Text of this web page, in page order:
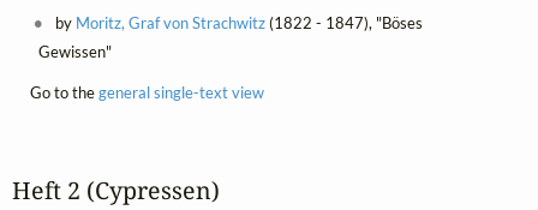
by Moritz, Graf von Strachwitz(1822 - 1847), "Böses
Gewissen"
Go to thegeneral single-text view
Heft 2 (Cypressen)